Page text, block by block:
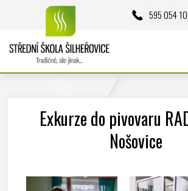
595 054
Exkurze do pivovaru
Nošovice